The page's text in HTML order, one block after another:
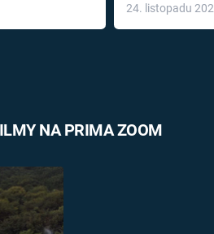
léky
24. listopadu
NA PRIMA ZOOM